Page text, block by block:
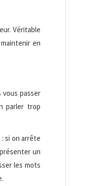
Véritable
en
vous passer
parler trop
si on arrête
un
les mots